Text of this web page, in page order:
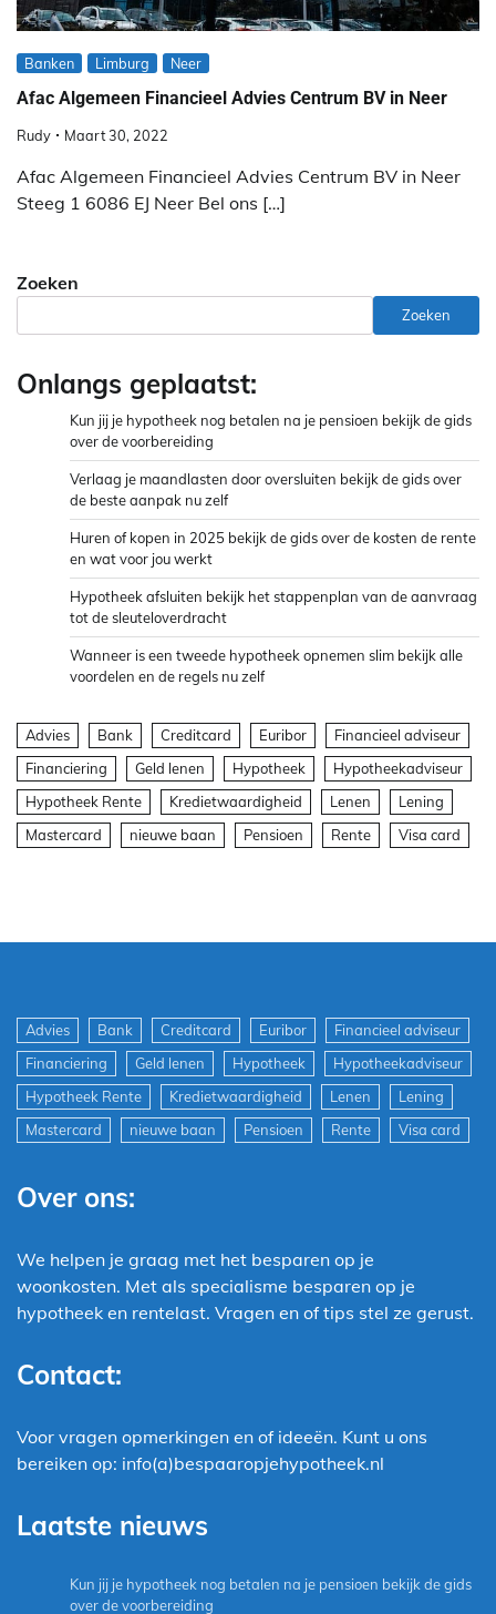
Banken Limburg Neer
Afac Algemeen Financieel Advies Centrum BV in Neer
Rudy Maart 30, 2022
Afac Algemeen Financieel Advies Centrum BV in Neer
Steeg 1 6086 EJ Neer Bel ons […]
Zoeken
Zoeken
Onlangs geplaatst:
Kun jij je hypotheek nog betalen na je pensioen bekijk de gids
over de voorbereiding
Verlaag je maandlasten door oversluiten bekijk de gids over
de beste aanpak nu zelf
Huren of kopen in 2025 bekijk de gids over de kosten de rente
en wat voor jou werkt
Hypotheek afsluiten bekijk het stappenplan van de aanvraag
tot de sleuteloverdracht
Wanneer is een tweede hypotheek opnemen slim bekijk alle
voordelen en de regels nu zelf
Advies Bank Creditcard Euribor
Financieel adviseur
Financiering
Geld lenen Hypotheek
Hypotheekadviseur
Hypotheek Rente
Kredietwaardigheid Lenen
Lening
Mastercard
nieuwe baan Pensioen Rente Visa card
Advies Bank Creditcard Euribor
Financieel adviseur
Financiering
Geld lenen Hypotheek
Hypotheekadviseur
Hypotheek Rente
Kredietwaardigheid Lenen
Lening
Mastercard
nieuwe baan Pensioen Rente Visa card
Over ons:
We helpen je graag met het besparen op je
woonkosten. Met als specialisme besparen op je
hypotheek en rentelast. Vragen en of tips stel ze gerust.
Contact:
Voor vragen opmerkingen en of ideeën. Kunt u ons
bereiken op: info(a)bespaaropjehypotheek.nl
Laatste nieuws
Kun jij je hypotheek nog betalen na je pensioen bekijk de gids
over de voorbereiding